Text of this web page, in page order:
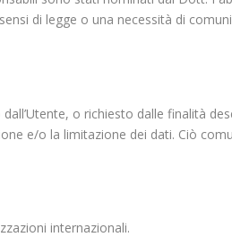
di legge o una necessità di
o richiesto dalle finalità
e/o la limitazione dei dati. Ciò
internazionali.